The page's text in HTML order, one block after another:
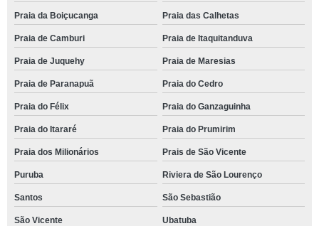
Praia da Boiçucanga Praia das Calhetas
Praia de Camburi Praia de Itaquitanduva
Praia de Juquehy Praia de Maresias
Praia de Paranapuã Praia do Cedro
Praia do Félix Praia do Ganzaguinha
Praia do Itararé Praia do Prumirim
Praia dos Milionários Prais de São Vicente
Puruba Riviera de São Lourenço
Santos São Sebastião
São Vicente Ubatuba